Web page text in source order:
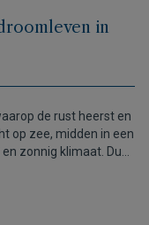
in
de rust heerst en
op zee, midden in een
zonnig klimaat. Dus